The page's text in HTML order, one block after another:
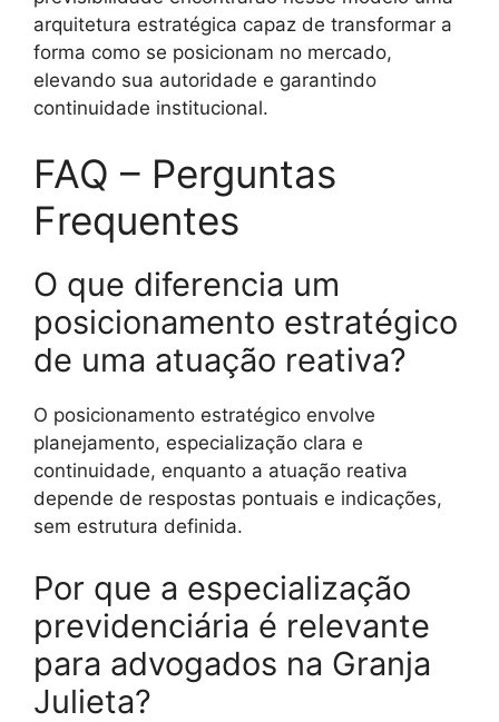
arquitetura estratégica capaz de transformar a
forma como se posicionam no mercado,
elevando sua autoridade e garantindo
continuidade institucional.
FAQ – Perguntas
Frequentes
O que diferencia um
posicionamento estratégico
de uma atuação reativa?
O posicionamento estratégico envolve
planejamento, especialização clara e
continuidade, enquanto a atuação reativa
depende de respostas pontuais e indicações,
sem estrutura definida.
Por que a especialização
previdenciária é relevante
para advogados na Granja
Julieta?